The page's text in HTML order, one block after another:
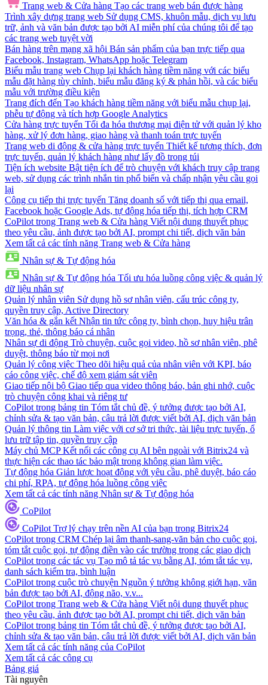
Trang web & Cửa hàng Tạo các trang web bán được hàng
Trình xây dựng trang web Sử dụng CMS, khuôn mẫu, dịch vụ lưu
trữ, ảnh và văn bản được tạo bởi AI miễn phí của chúng tôi để tạo
các trang web tuyệt vời
Bán hàng trên mạng xã hội Bán sản phẩm của bạn trực tiếp qua
Facebook, Instagram, WhatsApp hoặc Telegram
Biểu mẫu trang web Chụp lại khách hàng tiềm năng với các biểu
mẫu đặt hàng tùy chỉnh, biểu mẫu đăng ký & phản hồi, và các biểu
mẫu với trường điều kiện
Trang đích đến Tạo khách hàng tiềm năng với biểu mẫu chụp lại,
phễu tự động và tích hợp Google Analytics
Cửa hàng trực tuyến Tối đa hóa thương mại điện tử với quản lý kho
hàng, xử lý đơn hàng, giao hàng và thanh toán trực tuyến
Trang web di động & cửa hàng trực tuyến Thiết kế tương thích, đơn
trực tuyến, quản lý khách hàng như lấy đồ trong túi
Tiện ích website Bật tiện ích để trò chuyện với khách truy cập trang
web, sử dụng các trình nhắn tin phổ biến và chấp nhận yêu cầu gọi
lại
Công cụ tiếp thị trực tuyến Tăng doanh số với tiếp thị qua email,
Facebook hoặc Google Ads, tự động hóa tiếp thị, tích hợp CRM
CoPilot trong Trang web & Cửa hàng Viết nội dung thuyết phục
theo yêu cầu, ảnh được tạo bởi AI, prompt chi tiết, dịch văn bản
Xem tất cả các tính năng Trang web & Cửa hàng
Nhân sự & Tự động hóa
Nhân sự & Tự động hóa Tối ưu hóa luồng công việc & quản lý
dữ liệu nhân sự
Quản lý nhân viên Sử dụng hồ sơ nhân viên, cấu trúc công ty,
quyền truy cập, Active Directory
Văn hóa & gắn kết Nhận tin tức công ty, bình chọn, huy hiệu trân
trọng, thẻ, thông báo cá nhân
Nhân sự di động Trò chuyện, cuộc gọi video, hồ sơ nhân viên, phê
duyệt, thông báo từ mọi nơi
Quản lý công việc Theo dõi hiệu quả của nhân viên với KPI, báo
cáo công việc, chế độ xem giám sát viên
Giao tiếp nội bộ Giao tiếp qua video thông báo, bản ghi nhớ, cuộc
trò chuyện công khai và riêng tư
CoPilot trong bảng tin Tóm tắt chủ đề, ý tưởng được tạo bởi AI,
chỉnh sửa & tạo văn bản, câu trả lời được viết bởi AI, dịch văn bản
Quản lý thông tin Làm việc với cơ sở tri thức, tài liệu trực tuyến, ổ
lưu trữ tập tin, quyền truy cập
Máy chủ MCP Kết nối các công cụ AI bên ngoài với Bitrix24 và
thực hiện các thao tác bảo mật trong không gian làm việc.
Tự động hóa Giản lược hoạt động với yêu cầu, phê duyệt, báo cáo
chi phí, RPA, tự động hóa luồng công việc
Xem tất cả các tính năng Nhân sự & Tự động hóa
CoPilot
CoPilot Trợ lý chạy trên nền AI của bạn trong Bitrix24
CoPilot trong CRM Chép lại âm thanh-sang-văn bản cho cuộc gọi,
tóm tắt cuộc gọi, tự động điền vào các trường trong các giao dịch
CoPilot trong các tác vụ Tạo mô tả tác vụ bằng AI, tóm tắt tác vụ,
danh sách kiểm tra, bình luận
CoPilot trong cuộc trò chuyện Nguồn ý tưởng không giới hạn, văn
bản được tạo bởi AI, động não, v.v...
CoPilot trong Trang web & Cửa hàng Viết nội dung thuyết phục
theo yêu cầu, ảnh được tạo bởi AI, prompt chi tiết, dịch văn bản
CoPilot trong bảng tin Tóm tắt chủ đề, ý tưởng được tạo bởi AI,
chỉnh sửa & tạo văn bản, câu trả lời được viết bởi AI, dịch văn bản
Xem tất cả các tính năng của CoPilot
Xem tất cả các công cụ
Bảng giá
Tài nguyên